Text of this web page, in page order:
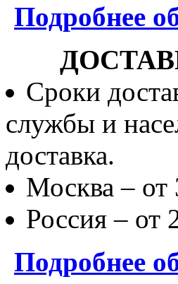
Подробнее
Сроки
службы и
доставка.
Москва – от
Россия – от
Подробнее